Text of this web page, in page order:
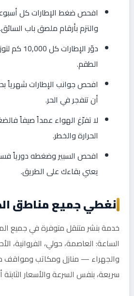
افحص ضغط الإطارات كل
والتزم بأرقام ملصق باب السائق.
دوّر
الطقم.
افحص جوانب الإطارات شهرياً
أن تنفجر في الحر.
لا تفرّغ الهواء عمداً صيفاً
الحرارة والخطر.
افحص السبير وضغطه دورياً
يعني بقاءك على الطريق.
نغطي جميع مناطق
خدمة بنشر متنقل متوفرة في جميع
الساعة: العاصمة، حولي، الفروانية،
والجهراء — منازل ومكاتب
سريعة، بنفس السرعة والأسعار الثابتة